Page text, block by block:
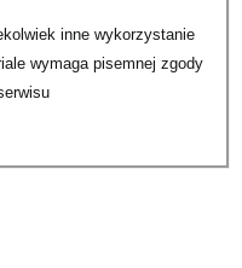
inne wykorzystanie
wymaga pisemnej zgody